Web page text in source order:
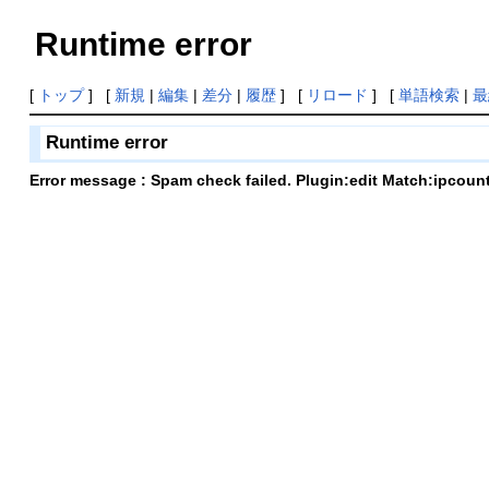
Runtime error
[ トップ] [ 新規 | 編集| 差分| 履歴] [ リロード ] [ 単語検索|
Runtime error
Error message : Spam check failed. Plugin:edit